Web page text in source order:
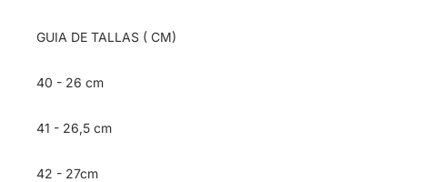
GUIA DE TALLAS ( CM)
40 - 26 cm
41 - 26,5 cm
42 - 27cm